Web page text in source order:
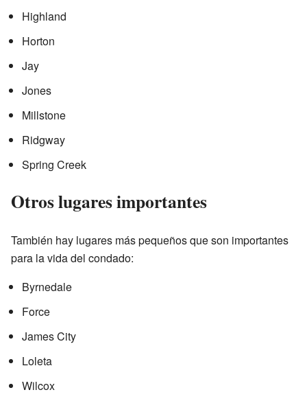
Highland
Horton
Jay
Jones
Millstone
Ridgway
Spring Creek
Otros lugares importantes
También hay lugares más pequeños que son importantes
para la vida del condado:
Byrnedale
Force
James City
Loleta
Wilcox